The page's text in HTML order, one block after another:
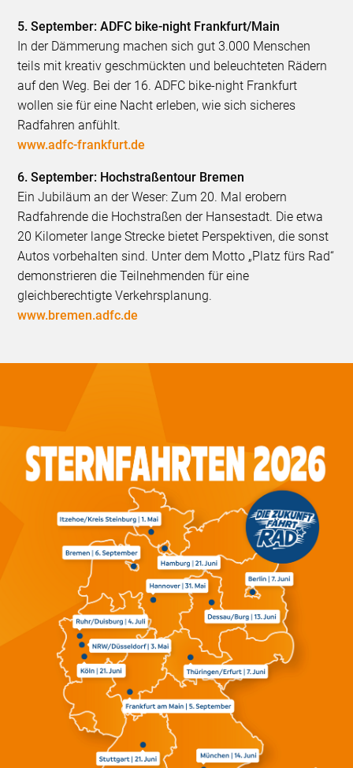
5. September: ADFC bike-night Frankfurt/Main
In der Dämmerung machen sich gut 3.000 Menschen
teils mit kreativ geschmückten und beleuchteten Rädern
auf den Weg. Bei der 16. ADFC bike-night Frankfurt
wollen sie für eine Nacht erleben, wie sich sicheres
Radfahren anfühlt.
www.adfc-frankfurt.de
6. September: Hochstraßentour Bremen
Ein Jubiläum an der Weser: Zum 20. Mal erobern
Radfahrende die Hochstraßen der Hansestadt. Die etwa
20 Kilometer lange Strecke bietet Perspektiven, die sonst
Autos vorbehalten sind. Unter dem Motto „Platz fürs Rad“
demonstrieren die Teilnehmenden für eine
gleichberechtigte Verkehrsplanung.
www.bremen.adfc.de